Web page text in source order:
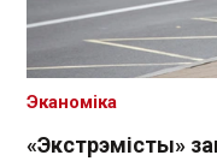
«Экстрэмісты»
Эканоміка